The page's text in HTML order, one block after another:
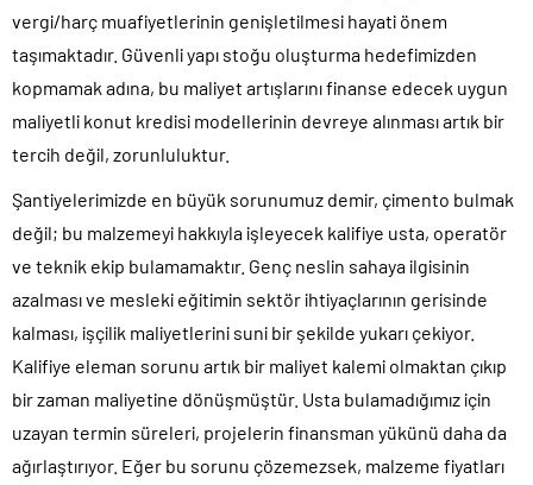
vergi/harç muafiyetlerinin genişletilmesi hayati önem
taşımaktadır. Güvenli yapı stoğu oluşturma hedefimizden
kopmamak adına, bu maliyet artışlarını finanse edecek uygun
maliyetli konut kredisi modellerinin devreye alınması artık bir
tercih değil, zorunluluktur.
Şantiyelerimizde en büyük sorunumuz demir, çimento bulmak
değil; bu malzemeyi hakkıyla işleyecek kalifiye usta, operatör
ve teknik ekip bulamamaktır. Genç neslin sahaya ilgisinin
azalması ve mesleki eğitimin sektör ihtiyaçlarının gerisinde
kalması, işçilik maliyetlerini suni bir şekilde yukarı çekiyor.
Kalifiye eleman sorunu artık bir maliyet kalemi olmaktan çıkıp
bir zaman maliyetine dönüşmüştür. Usta bulamadığımız için
uzayan termin süreleri, projelerin finansman yükünü daha da
ağırlaştırıyor. Eğer bu sorunu çözemezsek, malzeme fiyatları